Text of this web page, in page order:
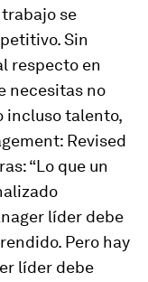
se
Sin
respecto en
necesitas no
incluso talento,
Revised
“Lo que un
líder debe
Pero hay
líder debe